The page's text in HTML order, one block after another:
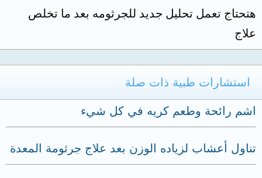
هتحتاج تعمل تحليل جديد للجرثومه بعد ما تخلص
علاج
استشارات طبية ذات صلة
اشم رائحة وطعم كريه في كل شيء
تناول أعشاب لزياده الوزن بعد علاج جرثومة المعدة